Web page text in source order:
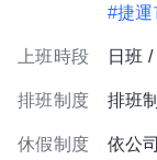
#捷
上班時段 日班
排班制度 排班
休假制度
依公